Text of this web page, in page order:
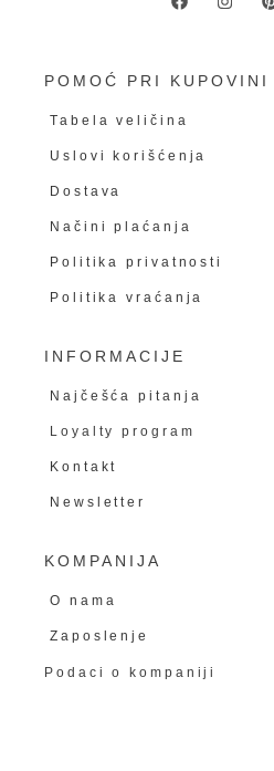
POMOĆ PRI KUPOVINI
Tabela veličina
Uslovi korišćenja
Dostava
Načini plaćanja
Politika privatnosti
Politika vraćanja
INFORMACIJE
Najčešća pitanja
Loyalty program
Kontakt
Newsletter
KOMPANIJA
O nama
Zaposlenje
Podaci o kompaniji